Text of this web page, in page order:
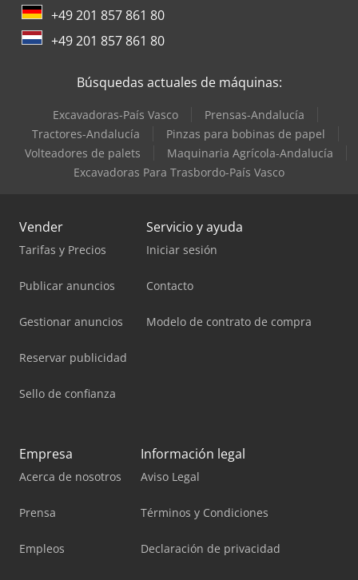
+49 201 857 861 80
+49 201 857 861 80
Búsquedas actuales de máquinas:
Excavadoras-País Vasco
Prensas-Andalucía
Tractores-Andalucía
Pinzas para bobinas de papel
Volteadores de palets
Maquinaria Agrícola-Andalucía
Excavadoras Para Trasbordo-País Vasco
Vender
Tarifas y Precios
Publicar anuncios
Gestionar anuncios
Reservar publicidad
Sello de confianza
Servicio y ayuda
Iniciar sesión
Contacto
Modelo de contrato de compra
Empresa
Acerca de nosotros
Prensa
Empleos
Información legal
Aviso Legal
Términos y Condiciones
Declaración de privacidad